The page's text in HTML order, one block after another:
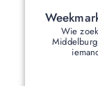
Wie